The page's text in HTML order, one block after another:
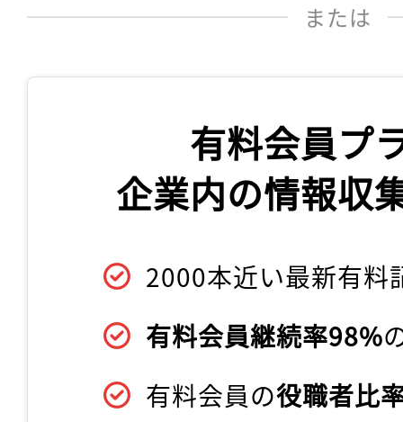
または
有料会員プ
企業内の情報収
2000本近い最新有料
有料会員継続率98%
有料会員の役職者比